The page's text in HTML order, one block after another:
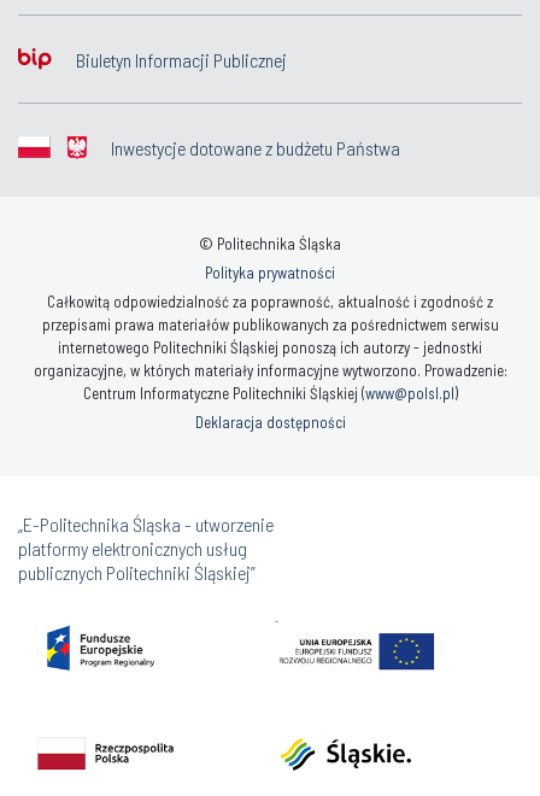
Biuletyn Informacji Publicznej
Inwestycje dotowane z budżetu Państwa
© Politechnika Śląska
Polityka prywatności
Całkowitą odpowiedzialność za poprawność, aktualność i zgodność z
przepisami prawa materiałów publikowanych za pośrednictwem serwisu
internetowego Politechniki Śląskiej ponoszą ich autorzy - jednostki
organizacyjne, w których materiały informacyjne wytworzono. Prowadzenie:
Centrum Informatyczne Politechniki Śląskiej (www@polsl.pl)
Deklaracja dostępności
„E-Politechnika Śląska - utworzenie
platformy elektronicznych usług
publicznych Politechniki Śląskiej”